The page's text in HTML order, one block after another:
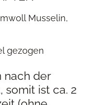
Musselin,
gezogen
nach der
somit ist ca. 2